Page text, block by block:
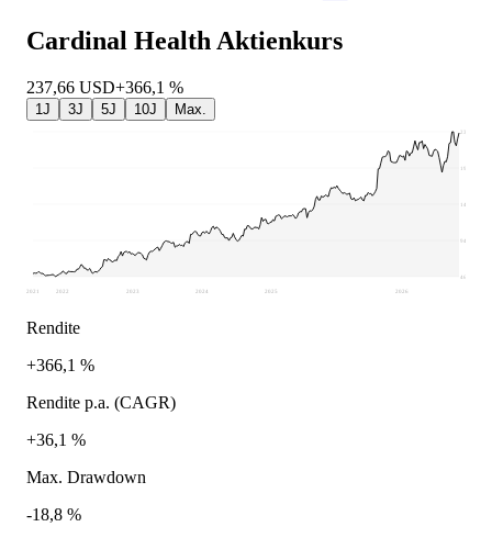
Cardinal Health Aktienkurs
237,66 USD+366,1 %
1J 3J 5J 10J Max.
46,81
94,89
142,97
191,05
239,13
2021 2022 2023 2024 2025 2026
Rendite
+366,1 %
Rendite p.a. (CAGR)
+36,1 %
Max. Drawdown
-18,8 %